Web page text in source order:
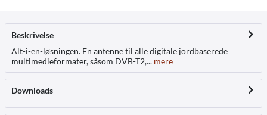
Beskrivelse
Alt-i-en-løsningen. En antenne til alle digitale jordbaserede
multimedieformater, såsom DVB-T2,... mere
Downloads